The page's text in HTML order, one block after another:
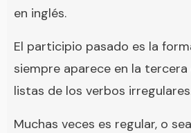
en inglés.
El participio pasado es la
siempre aparece en la tercera
listas de los verbos
Muchas veces es regular, o